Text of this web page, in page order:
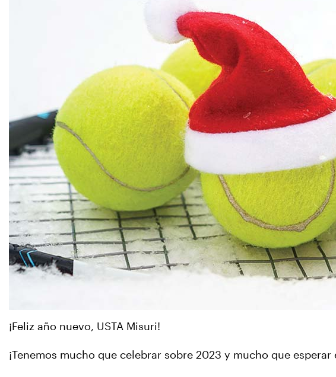
¡Feliz año nuevo, USTA Misuri!
¡Tenemos mucho que celebrar sobre 2023 y mucho que esperar